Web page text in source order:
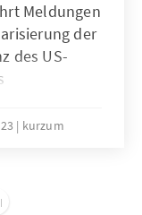
Meldungen
der
des US-
kurzum